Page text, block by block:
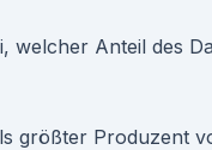
welcher Anteil des
größter Produzent